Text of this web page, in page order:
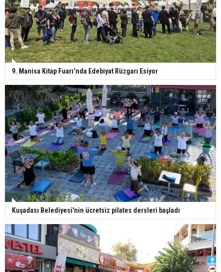
9. Manisa Kitap Fuarı’nda Edebiyat Rüzgarı Esiyor
Kuşadası Belediyesi'nin ücretsiz pilates dersleri başladı